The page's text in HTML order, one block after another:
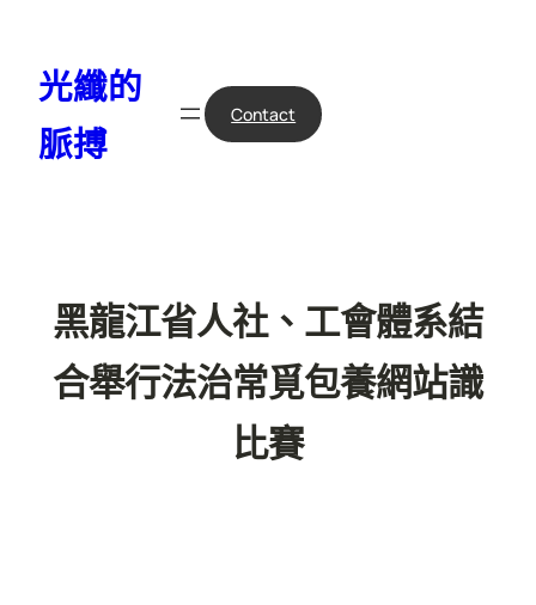
光纖的
脈搏
Contact
黑龍江省人社、工會體系結
合舉行法治常覓包養網站識
比賽